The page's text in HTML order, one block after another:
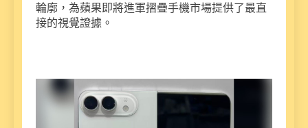
輪廓，為蘋果即將進軍摺疊手機市場提供了最直
接的視覺證據。